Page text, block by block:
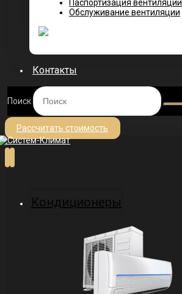
Паспортизация вентиляции
Обслуживание вентиляции
Контакты
Поиск
Рассчитать стоимость
Кондиционеры